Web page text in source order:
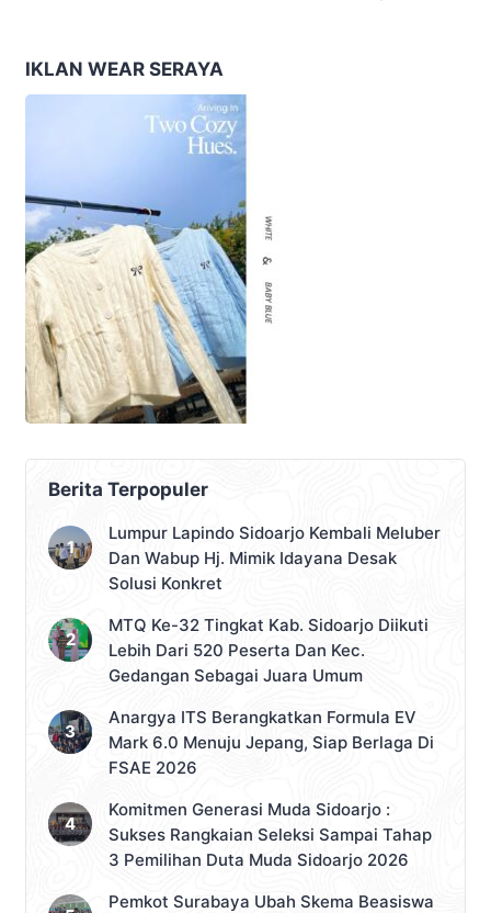
IKLAN WEAR SERAYA
Berita Terpopuler
Lumpur Lapindo Sidoarjo Kembali Meluber
Dan Wabup Hj. Mimik Idayana Desak
Solusi Konkret
MTQ Ke-32 Tingkat Kab. Sidoarjo Diikuti
Lebih Dari 520 Peserta Dan Kec.
Gedangan Sebagai Juara Umum
Anargya ITS Berangkatkan Formula EV
Mark 6.0 Menuju Jepang, Siap Berlaga Di
FSAE 2026
Komitmen Generasi Muda Sidoarjo :
Sukses Rangkaian Seleksi Sampai Tahap
3 Pemilihan Duta Muda Sidoarjo 2026
Pemkot Surabaya Ubah Skema Beasiswa